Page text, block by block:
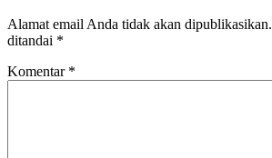
Alamat email Anda tidak akan dipublikasikan.
ditandai *
Komentar *